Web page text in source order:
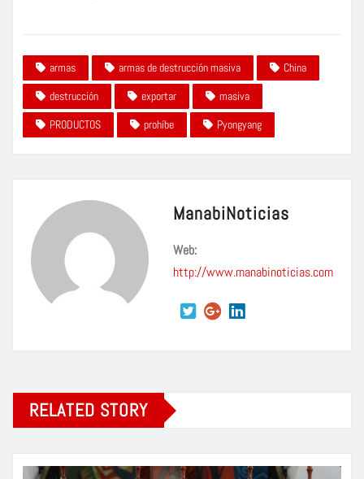
armas armas de destrucción masiva
China
destrucción
exportar
masiva
PRODUCTOS
prohíbe Pyongyang
ManabiNoticias
Web:
http://www.manabinoticias.com
RELATED STORY